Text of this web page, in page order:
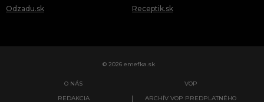
Odzadu.sk Receptik.sk
© 2026 emefka.sk
O NÁS
REDAKCIA
VOP
ARCHÍV VOP PREDPLATNÉHO